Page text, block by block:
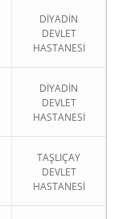
DİYADİN
DEVLET
HASTANESİ
DİYADİN
DEVLET
HASTANESİ
TAŞLIÇAY
DEVLET
HASTANESİ